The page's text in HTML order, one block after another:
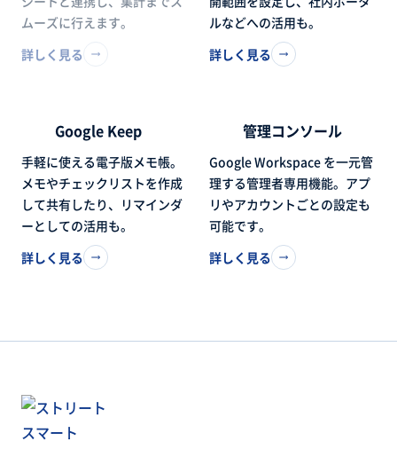
ムーズに行えます。
詳しく見る
ルなどへの活用も。
詳しく見る
Google Keep
手軽に使える電子版メモ帳。
メモやチェックリストを作成
して共有したり、リマインダ
ーとしての活用も。
詳しく見る
管理コンソール
Google Workspace を一元管
理する管理者専用機能。アプ
リやアカウントごとの設定も
可能です。
詳しく見る